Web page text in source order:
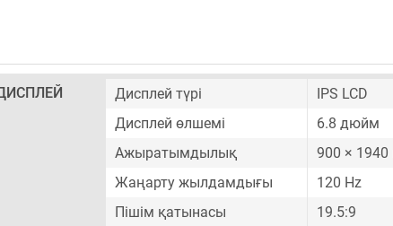
Дисплей түрі
IPS LCD
Дисплей өлшемі
6.8 дюйм
Ажыратымдылық
900 × 1940
Жаңарту жылдамдығы
120 Hz
Пішім қатынасы
19.5:9